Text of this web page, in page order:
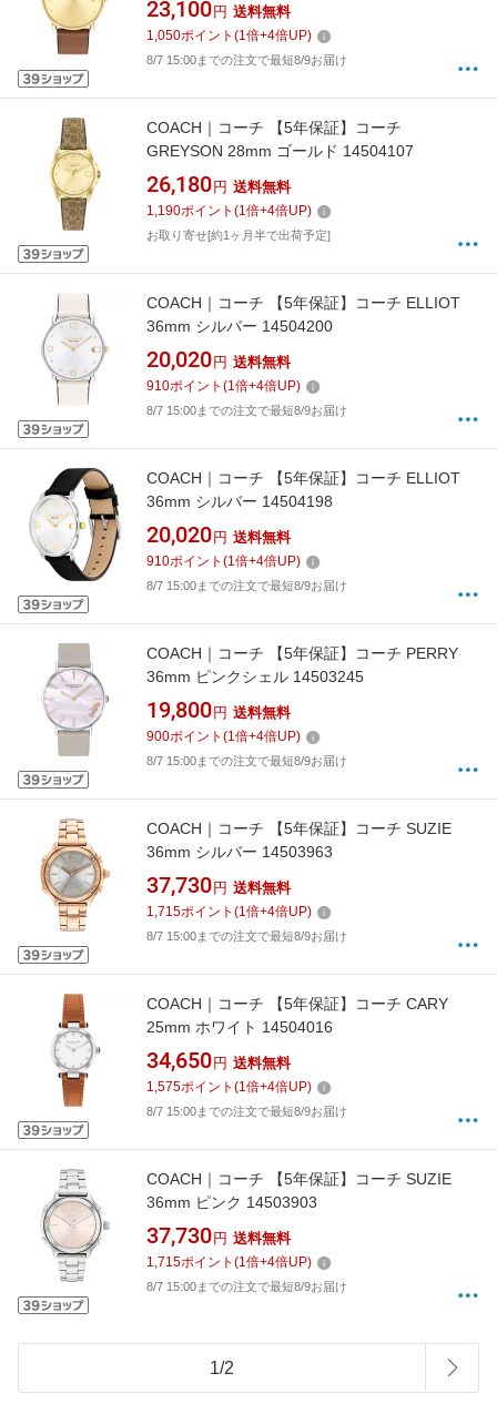
23,100 円 送料無料
1,050ポイント (1倍+4倍UP)
8/7 15:00までの注文で最短8/9お届け
COACH｜コーチ 【5年保証】コーチ
GREYSON 28mm ゴールド 14504107
26,180 円 送料無料
1,190ポイント (1倍+4倍UP)
お取り寄せ[約1ヶ月半で出荷予定]
COACH｜コーチ 【5年保証】コーチ ELLIOT
36mm シルバー 14504200
20,020 円 送料無料
910ポイント (1倍+4倍UP)
8/7 15:00までの注文で最短8/9お届け
COACH｜コーチ 【5年保証】コーチ ELLIOT
36mm シルバー 14504198
20,020 円 送料無料
910ポイント (1倍+4倍UP)
8/7 15:00までの注文で最短8/9お届け
COACH｜コーチ 【5年保証】コーチ PERRY
36mm ピンクシェル 14503245
19,800 円 送料無料
900ポイント (1倍+4倍UP)
8/7 15:00までの注文で最短8/9お届け
COACH｜コーチ 【5年保証】コーチ SUZIE
36mm シルバー 14503963
37,730 円 送料無料
1,715ポイント (1倍+4倍UP)
8/7 15:00までの注文で最短8/9お届け
COACH｜コーチ 【5年保証】コーチ CARY
25mm ホワイト 14504016
34,650 円 送料無料
1,575ポイント (1倍+4倍UP)
8/7 15:00までの注文で最短8/9お届け
COACH｜コーチ 【5年保証】コーチ SUZIE
36mm ピンク 14503903
37,730 円 送料無料
1,715ポイント (1倍+4倍UP)
8/7 15:00までの注文で最短8/9お届け
1/2